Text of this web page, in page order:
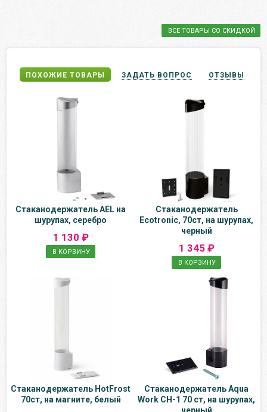
ВСЕ ТОВАРЫ СО СКИДКОЙ
ПОХОЖИЕ ТОВАРЫ ЗАДАТЬ ВОПРОС ОТЗЫВЫ
Стаканодержатель AEL на
шурупах, серебро
1 130 ₽
В КОРЗИНУ
Стаканодержатель
Ecotronic, 70ст, на шурупах,
черный
1 345 ₽
В КОРЗИНУ
Стаканодержатель HotFrost
70ст, на магните, белый
Стаканодержатель Aqua
Work CH-1 70 ст, на шурупах,